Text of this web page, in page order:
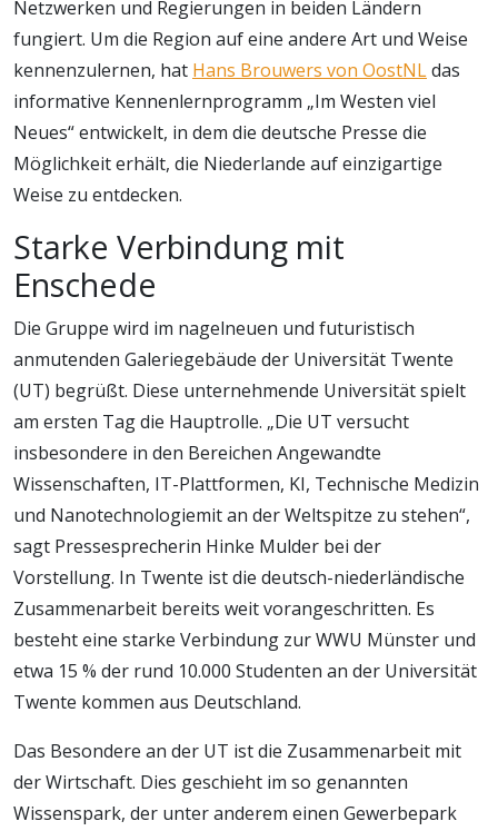
Netzwerken und Regierungen in beiden Ländern
fungiert. Um die Region auf eine andere Art und Weise
kennenzulernen, hat Hans Brouwers von OostNLdas
informative Kennenlernprogramm „Im Westen viel
Neues“ entwickelt, in dem die deutsche Presse die
Möglichkeit erhält, die Niederlande auf einzigartige
Weise zu entdecken.
Starke Verbindung mit
Enschede
Die Gruppe wird im nagelneuen und futuristisch
anmutenden Galeriegebäude der Universität Twente
(UT) begrüßt. Diese unternehmende Universität spielt
am ersten Tag die Hauptrolle. „Die UT versucht
insbesondere in den Bereichen Angewandte
Wissenschaften, IT-Plattformen, KI, Technische Medizin
und Nanotechnologiemit an der Weltspitze zu stehen“,
sagt Pressesprecherin Hinke Mulder bei der
Vorstellung. In Twente ist die deutsch-niederländische
Zusammenarbeit bereits weit vorangeschritten. Es
besteht eine starke Verbindung zur WWU Münster und
etwa 15 % der rund 10.000 Studenten an der Universität
Twente kommen aus Deutschland.
Das Besondere an der UT ist die Zusammenarbeit mit
der Wirtschaft. Dies geschieht im so genannten
Wissenspark, der unter anderem einen Gewerbepark